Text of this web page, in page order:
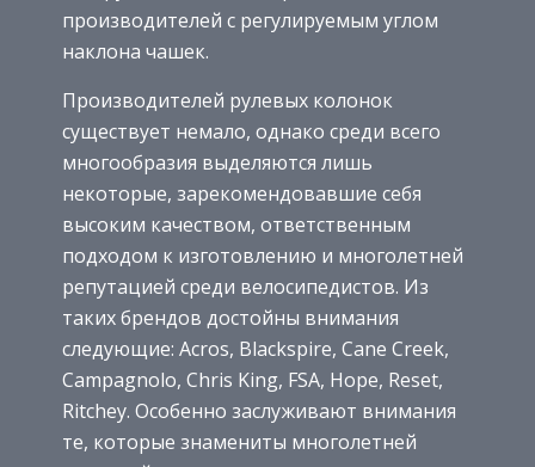
производителей с регулируемым углом
наклона чашек.
Производителей рулевых колонок
существует немало, однако среди всего
многообразия выделяются лишь
некоторые, зарекомендовавшие себя
высоким качеством, ответственным
подходом к изготовлению и многолетней
репутацией среди велосипедистов. Из
таких брендов достойны внимания
следующие: Acros, Blackspire, Cane Creek,
Campagnolo, Chris King, FSA, Hope, Reset,
Ritchey. Особенно заслуживают внимания
те, которые знамениты многолетней